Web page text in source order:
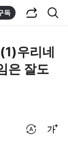
독
우리네
은 잘도